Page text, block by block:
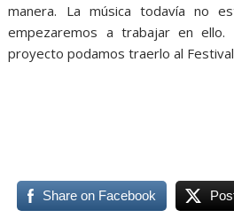
manera. La música todavía no
empezaremos a trabajar en
proyecto podamos traerlo al Festival
Share on Facebook